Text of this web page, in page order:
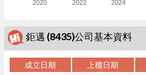
2020 2022 2024
鉅邁 (8435)公司基本資料
成立日期 上櫃日期